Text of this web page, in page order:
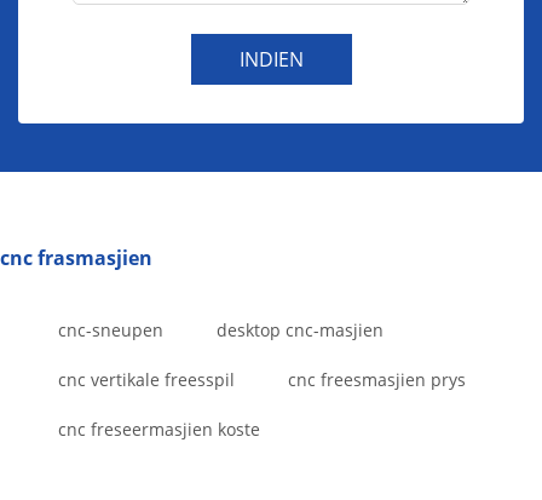
INDIEN
cnc frasmasjien
cnc-sneupen desktop cnc-masjien
cnc vertikale freesspil cnc freesmasjien prys
cnc freseermasjien koste